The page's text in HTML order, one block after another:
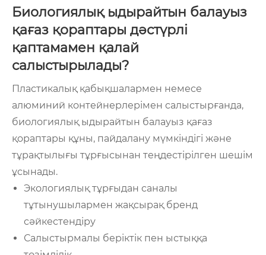
Биологиялық ыдырайтын балауыз
қағаз қораптары дәстүрлі
қаптамамен қалай
салыстырылады?
Пластикалық қабықшалармен немесе
алюминий контейнерлерімен салыстырғанда,
биологиялық ыдырайтын балауыз қағаз
қораптары құны, пайдалану мүмкіндігі және
тұрақтылығы тұрғысынан теңдестірілген шешім
ұсынады.
Экологиялық тұрғыдан саналы
тұтынушылармен жақсырақ бренд
сәйкестендіру
Салыстырмалы беріктік пен ыстыққа